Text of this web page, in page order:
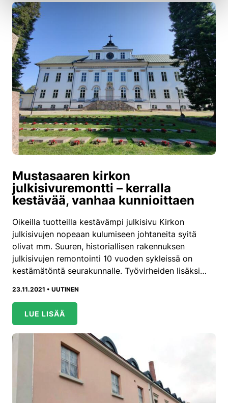
Mustasaaren kirkon
julkisivuremontti – kerralla
kestävää, vanhaa kunnioittaen
Oikeilla tuotteilla kestävämpi julkisivu Kirkon
julkisivujen nopeaan kulumiseen johtaneita syitä
olivat mm. Suuren, historiallisen rakennuksen
julkisivujen remontointi 10 vuoden sykleissä on
kestämätöntä seurakunnalle. Työvirheiden lisäksi…
23.11.2021 • UUTINEN
LUE LISÄÄ